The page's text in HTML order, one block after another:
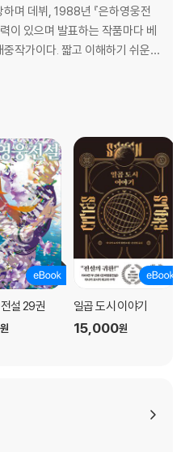
며 데뷔, 1988년 『은하영웅전
이 있으며 발표하는 작품마다 베
작가이다. 짧고 이해하기 쉬운
흐트러지지 않는 짜임새있는 일
게 이어간다는 평을 받고 있다.
다. 특히 일본에서만 950
설 29권
원
일곱 도시 이야기
15,000원